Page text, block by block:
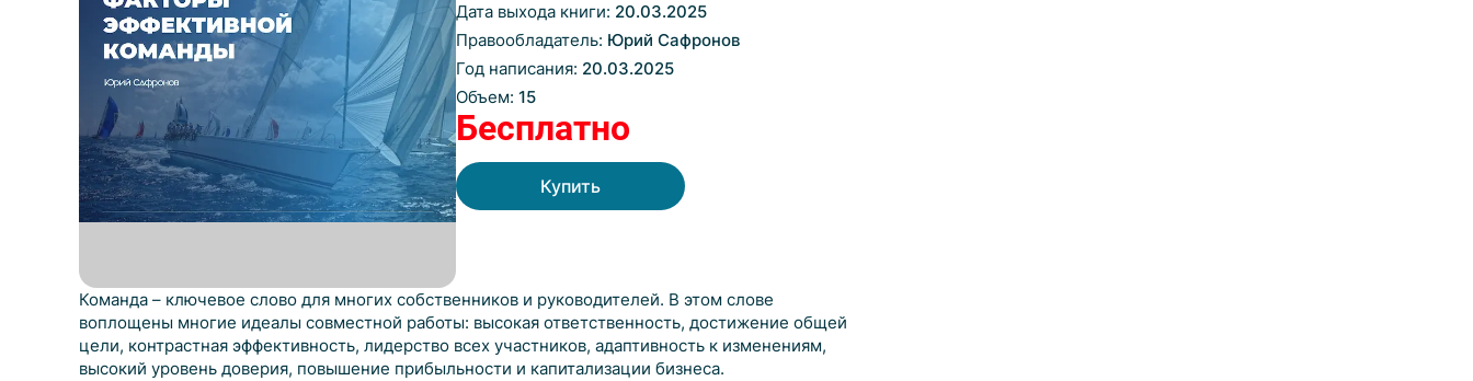
Дата выхода книги: 20.03.2025
Правообладатель: Юрий Сафронов
Год написания: 20.03.2025
Объем: 15
Бесплатно
Купить
Команда – ключевое слово для многих собственников и руководителей. В этом слове
воплощены многие идеалы совместной работы: высокая ответственность, достижение общей
цели, контрастная эффективность, лидерство всех участников, адаптивность к изменениям,
высокий уровень доверия, повышение прибыльности и капитализации бизнеса.